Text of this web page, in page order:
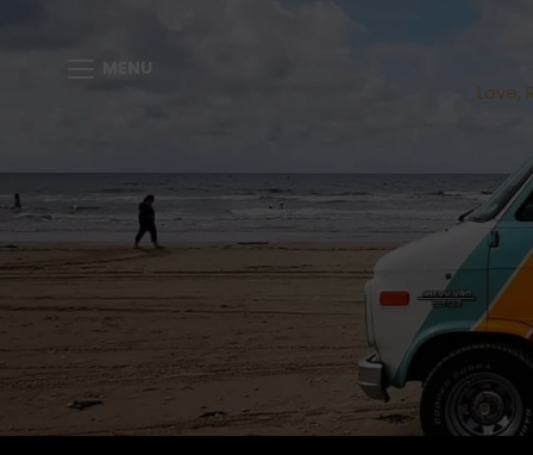
MENU
Love,